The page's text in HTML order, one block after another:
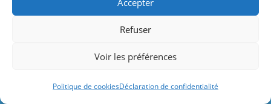
Refuser
Voir les préférences
Politique de cookiesDéclaration de confidentialité
Amazon et d'autres marques.
et randonnée
côtière :
choisir des